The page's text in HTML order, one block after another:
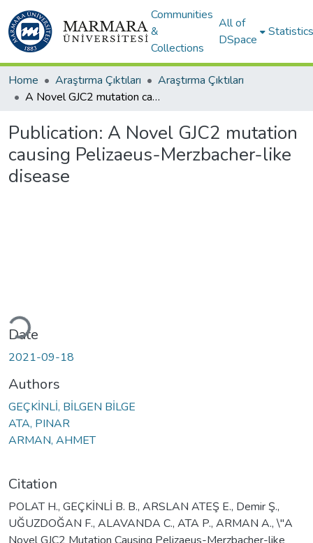
Communities
&
Collections
All of
DSpace
Statistics
Home Araştırma Çıktıları
Araştırma Çıktıları
A Novel GJC2 mutation causing Pelizaeus-Merzbacher-like disease
Publication: A Novel GJC2 mutation
causing Pelizaeus-Merzbacher-like
disease
Date
2021-09-18
Authors
GEÇKİNLİ, BİLGEN BİLGE
ATA, PINAR
ARMAN, AHMET
Citation
POLAT H., GEÇKİNLİ B. B., ARSLAN ATEŞ E., Demir Ş.,
UĞUZDOĞAN F., ALAVANDA C., ATA P., ARMAN A., \"A